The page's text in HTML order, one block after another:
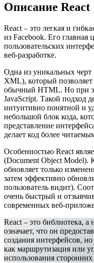
Описание React
React – это легкая и
из Facebook. Его главная
пользовательских
веб-разработке.
Одна из уникальных черт
XML), который
обычный HTML. Но при
JavaScript. Такой подход
интуитивно понятной и
небольшой блок кода,
представление
делает код более
Особенностью React
(Document Object Model).
обновляет только
затем эффективно
пользователь видит).
очень быстрый и
современных веб-
React – это библиотека,
означает, что он
создания интерфейсов,
как маршрутизация или
использования